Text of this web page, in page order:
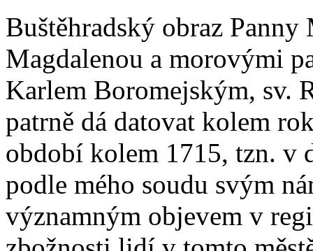
Buštěhradský obraz
Magdalenou a morovými
Karlem Boromejským, sv.
patrně dá datovat kolem
období kolem 1715, tzn. v
podle mého soudu svým
významným objevem v